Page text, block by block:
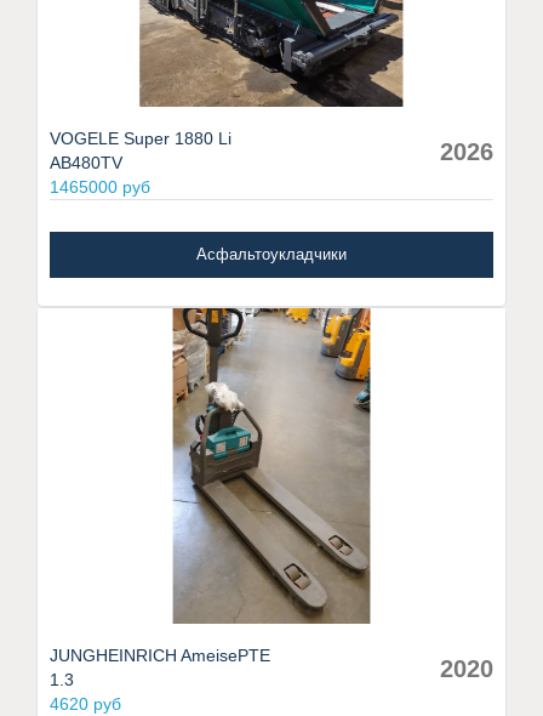
VOGELE Super 1880 Li
AB480TV
1465000 руб
2026
Асфальтоукладчики
JUNGHEINRICH AmeisePTE
1.3
4620 руб
2020